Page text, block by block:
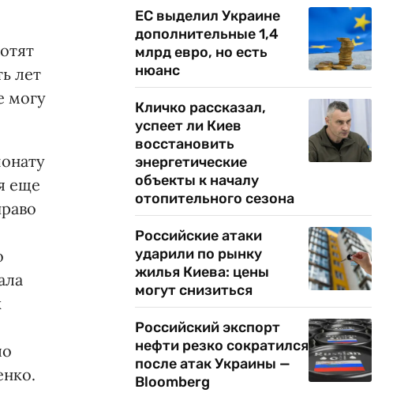
лет
могу
еще
ЕС выделил Украине
дополнительные 1,4
млрд евро, но есть
нюанс
Кличко рассказал,
успеет ли Киев
восстановить
энергетические
объекты к началу
отопительного сезона
Российские атаки
ударили по рынку
жилья Киева: цены
могут снизиться
Российский экспорт
нефти резко сократился
после атак Украины —
Bloomberg